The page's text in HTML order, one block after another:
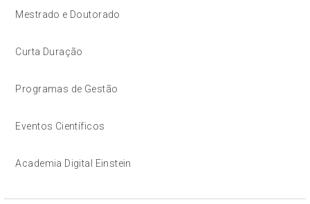
Mestrado e Doutorado
Curta Duração
Programas de Gestão
Eventos Científicos
Academia Digital Einstein